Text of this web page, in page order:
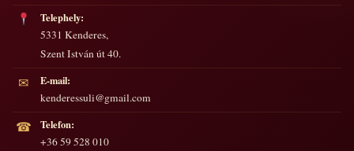
Telephely:
5331 Kenderes,
Szent István út 40.
✉
E-mail:
kenderessuli@gmail.com
☎
Telefon:
+36 59 528 010